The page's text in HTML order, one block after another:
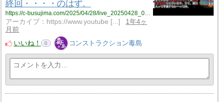
終回・・・・のはず。
アーカイブ：https://www.youtube [...]
1年4ヶ
月前
いいね！
0 コンストラクション毒島